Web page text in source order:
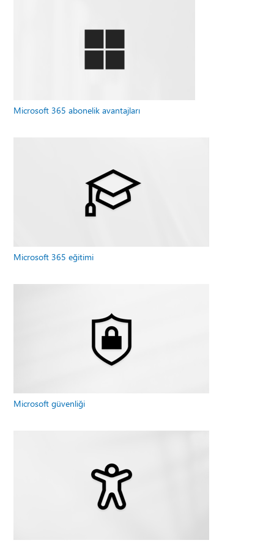
Microsoft 365 abonelik avantajları
Microsoft 365 eğitimi
Microsoft güvenliği